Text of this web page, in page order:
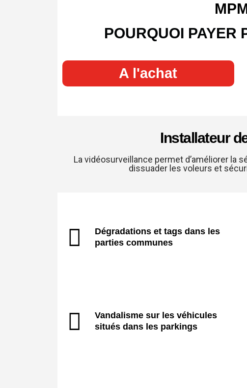
POURQUOI PAYER
A l'achat
Installateur
La vidéosurveillance permet d’améliorer la
dissuader les voleurs et
Dégradations et tags dans les
parties communes
Vandalisme sur les véhicules
situés dans les parkings